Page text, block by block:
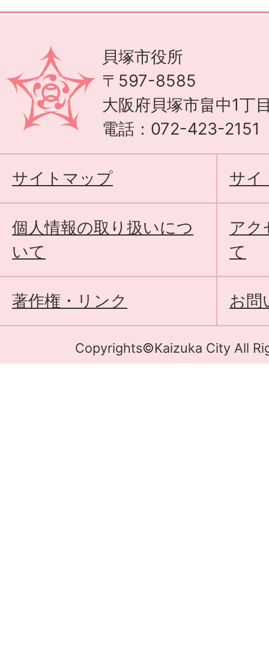
貝塚市役所
〒597-8585
大阪府貝塚市畠中1丁
電話：072-423-2151
サイトマップ サイ
個人情報の取り扱いにつ
いて
アク
て
著作権・リンク お問
Copyrights©Kaizuka City All